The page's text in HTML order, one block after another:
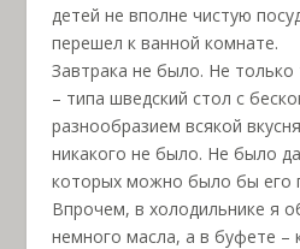
детей не вполне чистую
перешел к ванной комнате.
Завтрака не было. Не только
– типа шведский стол с
разнообразием всякой
никакого не было. Не было
которых можно было бы его
Впрочем, в холодильнике я
немного масла, а в буфете –